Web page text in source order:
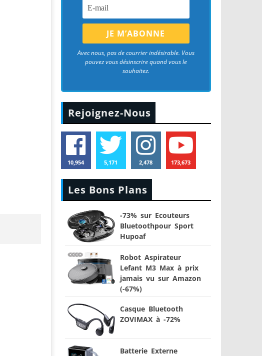
Avec nous, pas de courrier indésirable. Vous
pouvez vous désinscrire quand vous le
souhaitez.
Rejoignez-Nous
10,954 5,171 2,478 173,673
Les Bons Plans
-73% sur Ecouteurs
Bluetoothpour Sport
Hupoaf
Robot Aspirateur
Lefant M3 Max à prix
jamais vu sur Amazon
(-67%)
Casque Bluetooth
ZOVIMAX à -72%
Batterie Externe